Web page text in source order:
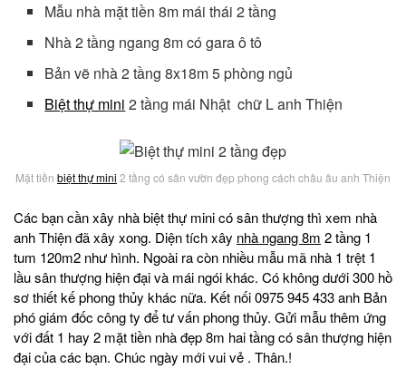
Mẫu nhà mặt tiền 8m mái thái 2 tầng
Nhà 2 tầng ngang 8m có gara ô tô
Bản vẽ nhà 2 tầng 8x18m 5 phòng ngủ
Biệt thự mini 2 tầng mái Nhật chữ L anh Thiện
Mặt tiền biệt thự mini 2 tầng có sân vườn đẹp phong cách châu âu anh Thiện
Các bạn cần xây nhà biệt thự mini có sân thượng thì xem nhà
anh Thiện đã xây xong. Diện tích xây nhà ngang 8m 2 tầng 1
tum 120m2 như hình. Ngoài ra còn nhiều mẫu mã nhà 1 trệt 1
lầu sân thượng hiện đại và mái ngói khác. Có không dưới 300 hồ
sơ thiết kế phong thủy khác nữa. Kết nối 0975 945 433 anh Bản
phó giám đốc công ty để tư vấn phong thủy. Gửi mẫu thêm ứng
với đất 1 hay 2 mặt tiền nhà đẹp 8m hai tầng có sân thượng hiện
đại của các bạn. Chúc ngày mới vui vẻ . Thân.!